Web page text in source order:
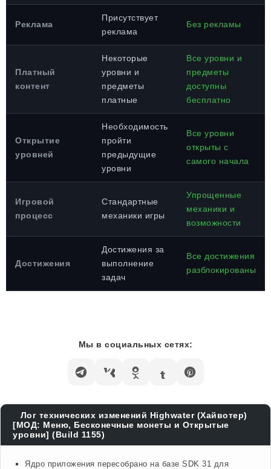
Реклама
Присутствует
реклама
Без рекламы
Платный
контент
Некоторые
уровни и
предметы
платные
Все уровни и
предметы
доступны
бесплатно
Открытие
уровней
Необходимость
пройти
предыдущие
уровни
Все уровни
открыты с
самого начала
Игровой
процесс
Стандартные
механики игры
Упрощенные
механики и
возможности
Достижения
Достижения за
выполнение
задач
Все достижения
разблокированы
Мы в социальных сетях:
Лог технических изменений Highwater (Хайвотер)
[МОД: Меню, Бесконечные монеты и Открытые
уровни] (Build 1155)
Ядро приложения пересобрано на базе SDK 31 для